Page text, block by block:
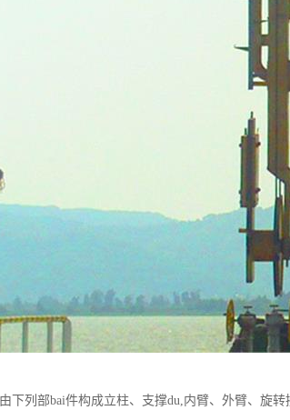
下列部bai件构成立柱、支撑du,内臂、外臂、旋